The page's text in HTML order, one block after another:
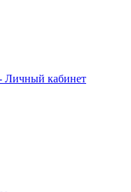
Личный кабинет